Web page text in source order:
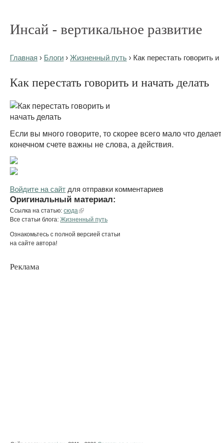
Инсай - вертикальное развитие
Главная › Блоги › Жизненный путь › Как перестать говорить
Как перестать говорить и начать делать
Если вы много говорите, то скорее всего мало что
конечном счете важны не слова, а действия.
Войдите на сайт для отправки комментариев
Оригинальный материал:
Ссылка на статью: сюда
Все статьи блога: Жизненный путь
Ознакомьтесь с полной версией статьи
на сайте автора!
Реклама